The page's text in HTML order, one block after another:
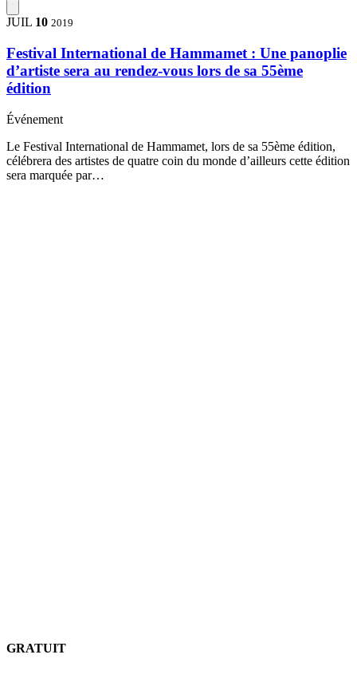
JUIL 10 2019
Festival International de Hammamet : Une panoplie
d’artiste sera au rendez-vous lors de sa 55ème
édition
Événement
Le Festival International de Hammamet, lors de sa 55ème édition,
célébrera des artistes de quatre coin du monde d’ailleurs cette édition
sera marquée par…
GRATUIT